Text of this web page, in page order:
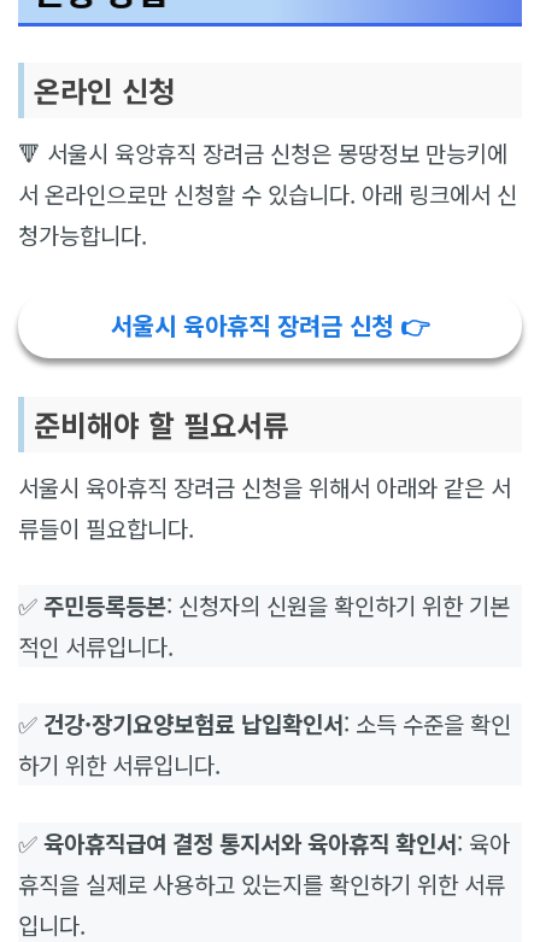
온라인 신청
🔻 서울시 육앙휴직 장려금 신청은 몽땅정보 만능키에
서 온라인으로만 신청할 수 있습니다. 아래 링크에서 신
청가능합니다.
서울시 육아휴직 장려금 신청 👉
준비해야 할 필요서류
서울시 육아휴직 장려금 신청을 위해서 아래와 같은 서
류들이 필요합니다.
✅주민등록등본: 신청자의 신원을 확인하기 위한 기본
적인 서류입니다.
✅ 건강·장기요양보험료 납입확인서: 소득 수준을 확인
하기 위한 서류입니다.
✅육아휴직급여 결정 통지서와 육아휴직 확인서: 육아
휴직을 실제로 사용하고 있는지를 확인하기 위한 서류
입니다.